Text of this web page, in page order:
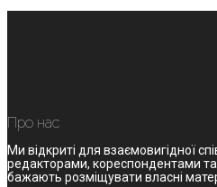
Про нас
Ми відкриті для взаємовигідної
редакторами, кореспондентами
бажають розміщувати власні